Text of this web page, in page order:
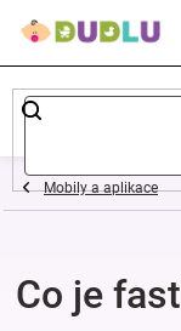
Dětské
a
oblečení
Mobily a aplikace
Co je